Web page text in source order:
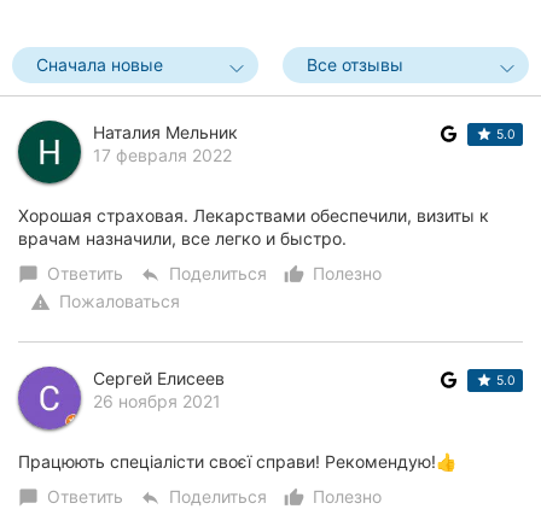
Черкассы
Черновцы
Сумы
Ивано-
Франковск
Луцк
Карпаты
Сначала новые Все отзывы
Наталия Мельник
17 февраля 2022
5.0
Хорошая страховая. Лекарствами обеспечили, визиты к
врачам назначили, все легко и быстро.
chat_bubble Ответить reply Поделиться thumb_up_alt
Полезно
warning Пожаловаться
Сергей Елисеев
26 ноября 2021
5.0
Працюють спеціалісти своєї справи! Рекомендую!👍
chat_bubble Ответить reply Поделиться thumb_up_alt
Полезно